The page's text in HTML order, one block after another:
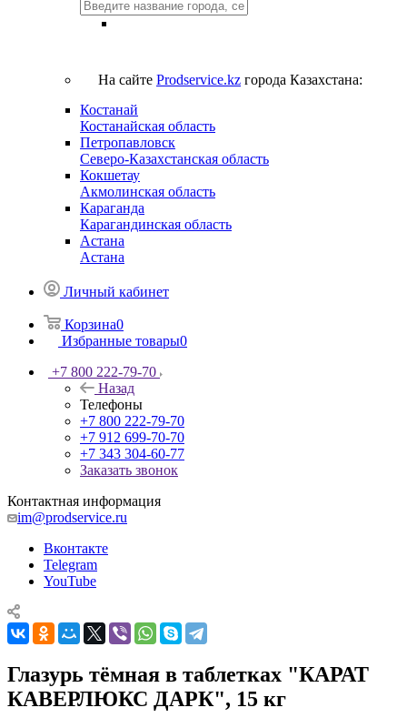
На сайте Prodservice.kz города Казахстана:
Костанай
Костанайская область
Петропавловск
Северо-Казахстанская область
Кокшетау
Акмолинская область
Караганда
Карагандинская область
Астана
Астана
Личный кабинет
Корзина0
Избранные товары0
+7 800 222-79-70
Назад
Телефоны
+7 800 222-79-70
+7 912 699-70-70
+7 343 304-60-77
Заказать звонок
Контактная информация
im@prodservice.ru
Вконтакте
Telegram
YouTube
Глазурь тёмная в таблетках "КАРАТ
КАВЕРЛЮКС ДАРК", 15 кг